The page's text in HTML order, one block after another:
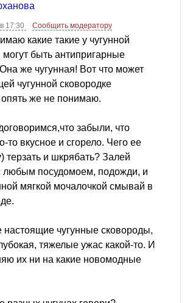
17:30
Сообщить модератору
какие такие у чугунной
быть антипригарные
же чугунная! Вот что может
чугунной сковородке
опять же не понимаю.
забыли, что
то вкусное и сгорело. Чего ее
терзать и шкрябать? Залей
любым посудомоем, подожди, и
мягкой мочалочкой смывай в
настоящие чугунные сковороды,
тяжелые ужас какой-то. И
их ни на какие новомодные